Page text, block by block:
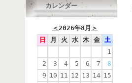
カレンダー
＜2026年8月 ＞
日
月 火 水 木 金
土
1
2
3 4 5 6 7
8
9 10 11 12 13 14 15